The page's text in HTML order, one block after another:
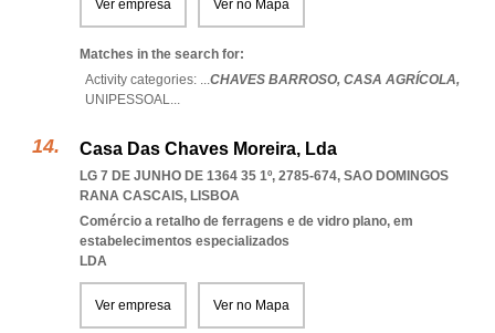
Ver empresa Ver no Mapa
Matches in the search for:
Activity categories: ...CHAVES BARROSO, CASA AGRÍCOLA,
UNIPESSOAL...
Casa Das Chaves Moreira, Lda
LG 7 DE JUNHO DE 1364 35 1º, 2785-674, SAO DOMINGOS
RANA CASCAIS, LISBOA
Comércio a retalho de ferragens e de vidro plano, em
estabelecimentos especializados
LDA
Ver empresa Ver no Mapa